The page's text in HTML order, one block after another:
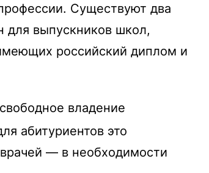
Существуют два
для выпускников школ,
российский диплом и
владение
абитуриентов это
— в необходимости